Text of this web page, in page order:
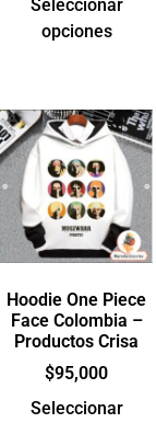
Seleccionar
opciones
Hoodie One Piece
Face Colombia –
Productos Crisa
$95,000
Seleccionar